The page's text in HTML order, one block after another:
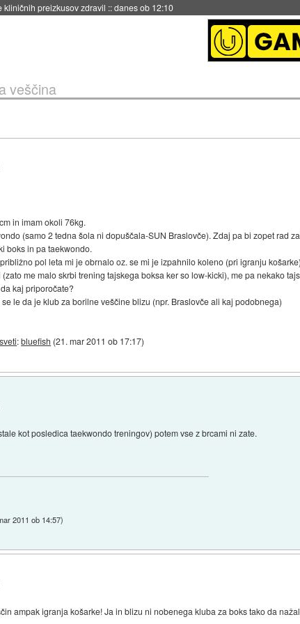
SSD-jev za naslednji dve leti::danes ob 11:37
veščina
in imam okoli 76kg.
(samo 2 tedna šola ni dopuščala-SUN Braslovče). Zdaj pa bi zopet rad
boks in pa taekwondo.
pol leta mi je obrnalo oz. se mi je izpahnilo koleno (pri igranju
me malo skrbi trening tajskega boksa ker so low-kicki), me pa nekako
kaj priporočate?
le da je klub za borilne veščine blizu (npr. Braslovče ali kaj podobnega)
:bluefish (21. mar 2011 ob 17:17)
kot posledica taekwondo treningov) potem vse z brcami ni zate.
2011 ob 14:57)
ampak igranja košarke! Ja in blizu ni nobenega kluba za boks tako da